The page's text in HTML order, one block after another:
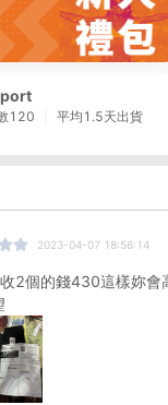
120 平均 1.5天出貨
2023-04-07 18:56:14
2個的錢430這樣妳會